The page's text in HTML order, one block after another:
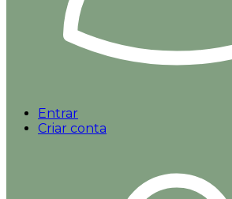
Entrar
Criar conta